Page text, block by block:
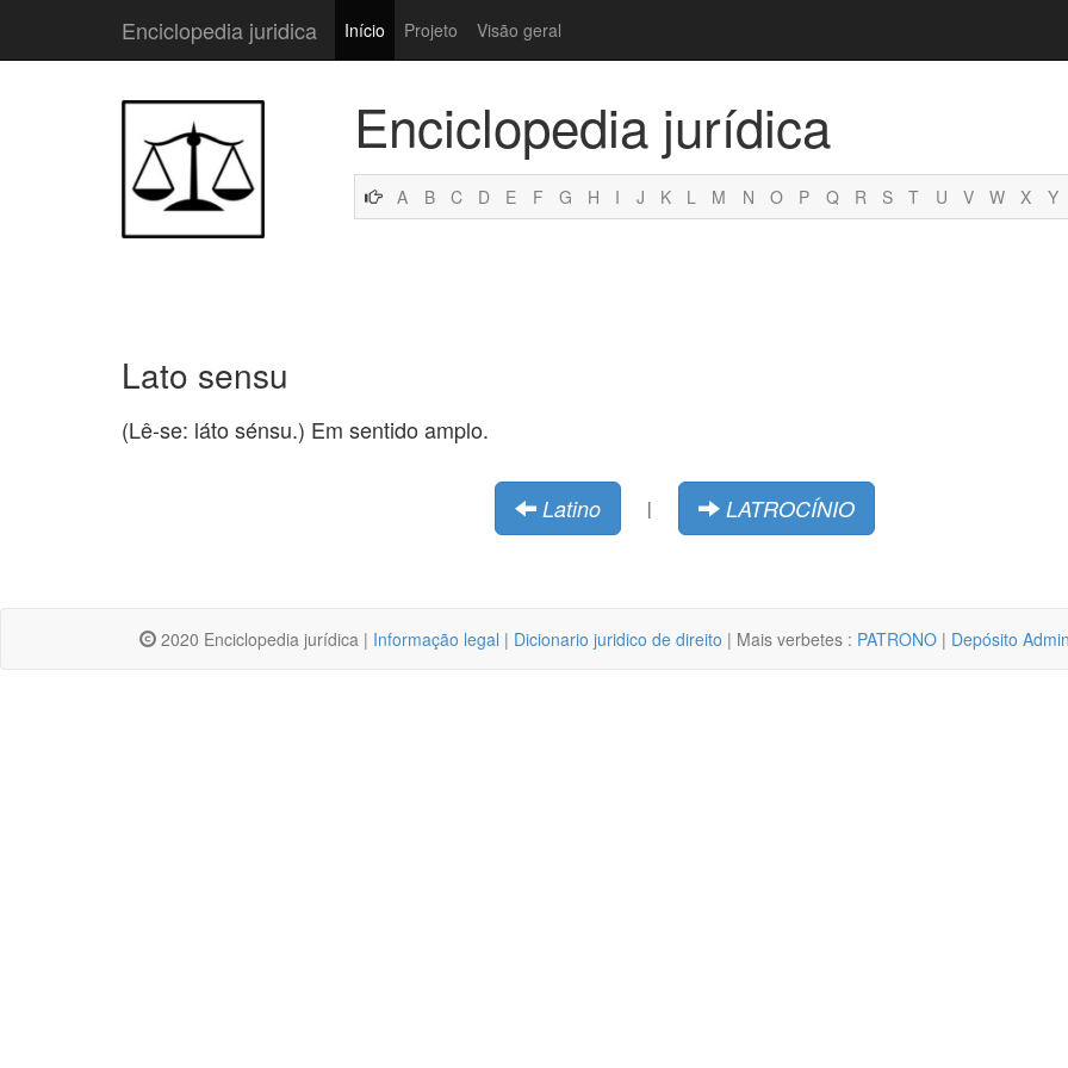
Enciclopedia juridica Início Projeto Visão geral
Enciclopedia jurídica
A B C D E F G H I J K L M N O P Q R S T U V W X Y
Lato sensu
(Lê-se: láto sénsu.) Em sentido amplo.
Latino | LATROCÍNIO
2020 Enciclopedia jurídica | Informação legal | Dicionario juridico de direito | Mais verbetes : PATRONO | Depósito